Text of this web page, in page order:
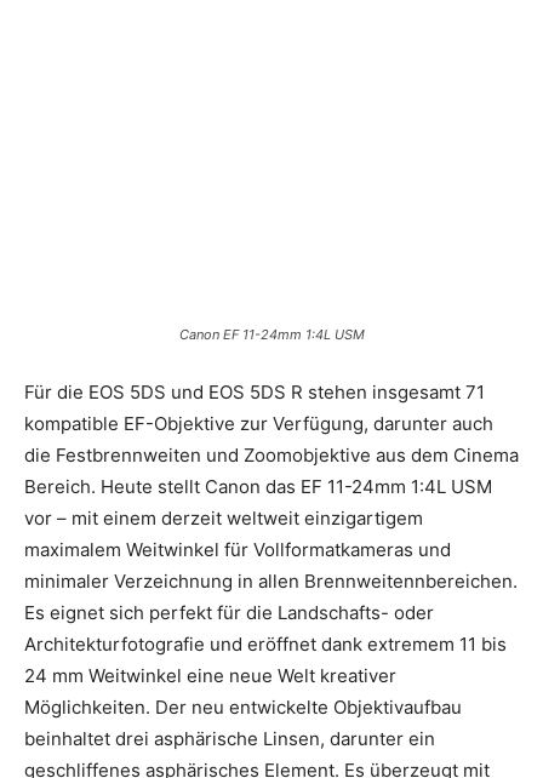
Canon EF 11-24mm 1:4L USM
Für die EOS 5DS und EOS 5DS R stehen insgesamt 71
kompatible EF-Objektive zur Verfügung, darunter auch
die Festbrennweiten und Zoomobjektive aus dem Cinema
Bereich. Heute stellt Canon das EF 11-24mm 1:4L USM
vor – mit einem derzeit weltweit einzigartigem
maximalem Weitwinkel für Vollformatkameras und
minimaler Verzeichnung in allen Brennweitennbereichen.
Es eignet sich perfekt für die Landschafts- oder
Architekturfotografie und eröffnet dank extremem 11 bis
24 mm Weitwinkel eine neue Welt kreativer
Möglichkeiten. Der neu entwickelte Objektivaufbau
beinhaltet drei asphärische Linsen, darunter ein
geschliffenes asphärisches Element. Es überzeugt mit